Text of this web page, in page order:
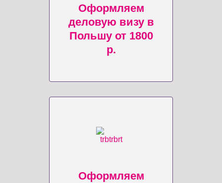
Оформляем
деловую визу в
Польшу от 1800
р.
Оформляем